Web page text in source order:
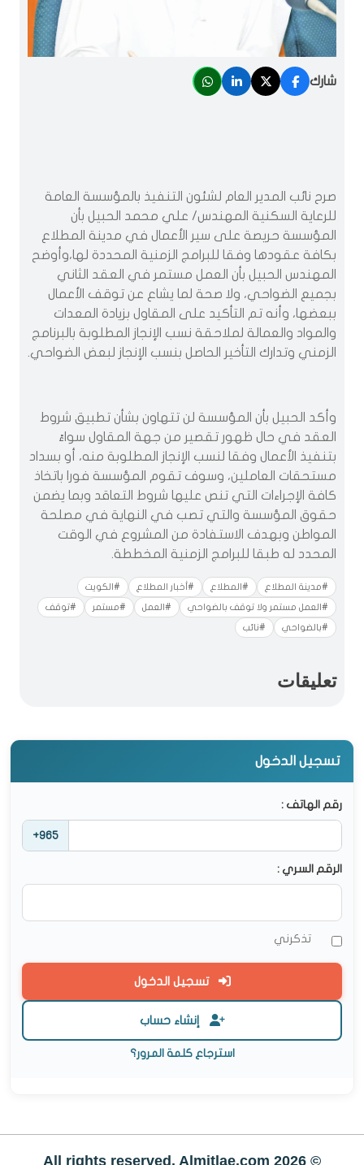
شارك
صرح نائب المدير العام لشئون التنفيذ بالمؤسسة العامة
للرعاية السكنية المهندس/ علي محمد الحبيل بأن
المؤسسة حريصة على سير الأعمال في مدينة المطلاع
بكافة عقودها وفقا للبرامج الزمنية المحددة لها،وأوضح
المهندس الحبيل بأن العمل مستمر في العقد الثاني
بجميع الضواحي، ولا صحة لما يشاع عن توقف الأعمال
ببعضها، وأنه تم التأكيد على المقاول بزيادة المعدات
والمواد والعمالة لملاحقة نسب الإنجاز المطلوبة بالبرنامج
الزمني وتدارك التأخير الحاصل بنسب الإنجاز لبعض الضواحي.
وأكد الحبيل بأن المؤسسة لن تتهاون بشأن تطبيق شروط
العقد في حال ظهور تقصير من جهة المقاول سواءً
بتنفيذ الأعمال وفقا لنسب الإنجاز المطلوبة منه، أو بسداد
مستحقات العاملين، وسوف تقوم المؤسسة فورا باتخاذ
كافة الإجراءات التي تنص عليها شروط التعاقد وبما يضمن
حقوق المؤسسة والتي تصب في النهاية في مصلحة
المواطن وبهدف الاستفادة من المشروع في الوقت
المحدد له طبقا للبرامج الزمنية المخططة.
#مدينة المطلاع #المطلاع #أخبار المطلاع #الكويت
#العمل مستمر ولا توقف بالضواحي #العمل #مستمر #توقف
#بالضواحي #نائب
تعليقات
تسجيل الدخول
رقم الهاتف :
+965
الرقم السري :
تذكرني
تسجيل الدخول
إنشاء حساب
استرجاع كلمة المرور؟
© All rights reserved. Almitlae.com 2026